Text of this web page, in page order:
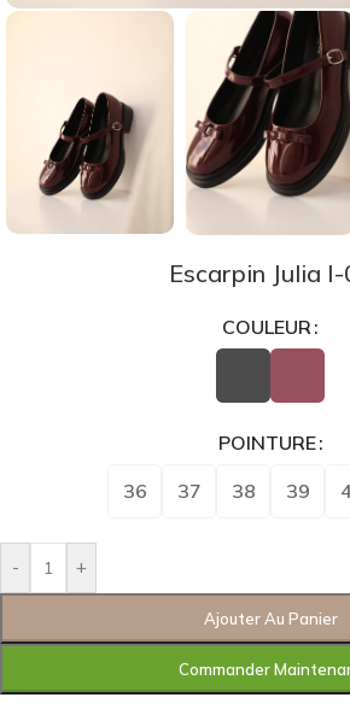
Escarpin Julia
COULEUR
POINTURE
36 37 38 39
- +
Ajouter Au Panier
Commander